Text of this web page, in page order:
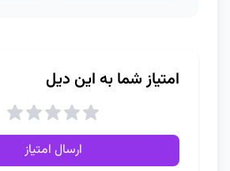
امتیاز شما به این دیل
ارسال امتیاز